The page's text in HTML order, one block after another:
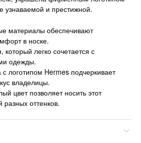
узнаваемой и престижной.
материалы обеспечивают
в носке.
который легко сочетается с
одежды.
логотипом Hermes подчеркивает
владелицы.
цвет позволяет носить этот
оттенков.